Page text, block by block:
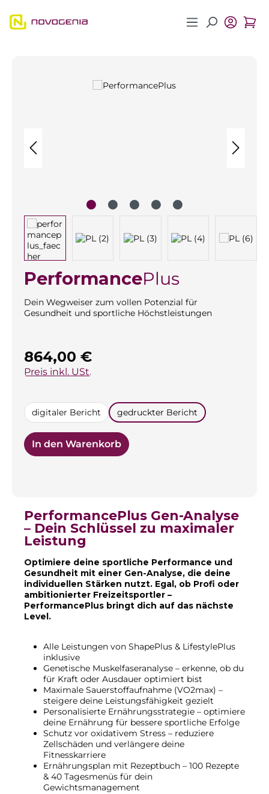
Zum Hauptinhalt springen
Bildergalerie überspringen
PerformancePlus
Dein Wegweiser zum vollen Potenzial für
Gesundheit und sportliche Höchstleistungen
Regulärer Preis:
864,00 €
Preis inkl. USt.
auswählen
digitaler Bericht gedruckter Bericht
In den Warenkorb
PerformancePlus Gen-Analyse
– Dein Schlüssel zu maximaler
Leistung
Optimiere deine sportliche Performance und
Gesundheit mit einer Gen-Analyse, die deine
individuellen Stärken nutzt. Egal, ob Profi oder
ambitionierter Freizeitsportler –
PerformancePlus bringt dich auf das nächste
Level.
Alle Leistungen von ShapePlus & LifestylePlus
inklusive
Genetische Muskelfaseranalyse – erkenne, ob du
für Kraft oder Ausdauer optimiert bist
Maximale Sauerstoffaufnahme (VO2max) –
steigere deine Leistungsfähigkeit gezielt
Personalisierte Ernährungsstrategie – optimiere
deine Ernährung für bessere sportliche Erfolge
Schutz vor oxidativem Stress – reduziere
Zellschäden und verlängere deine
Fitnesskarriere
Ernährungsplan mit Rezeptbuch – 100 Rezepte
& 40 Tagesmenüs für dein
Gewichtsmanagement